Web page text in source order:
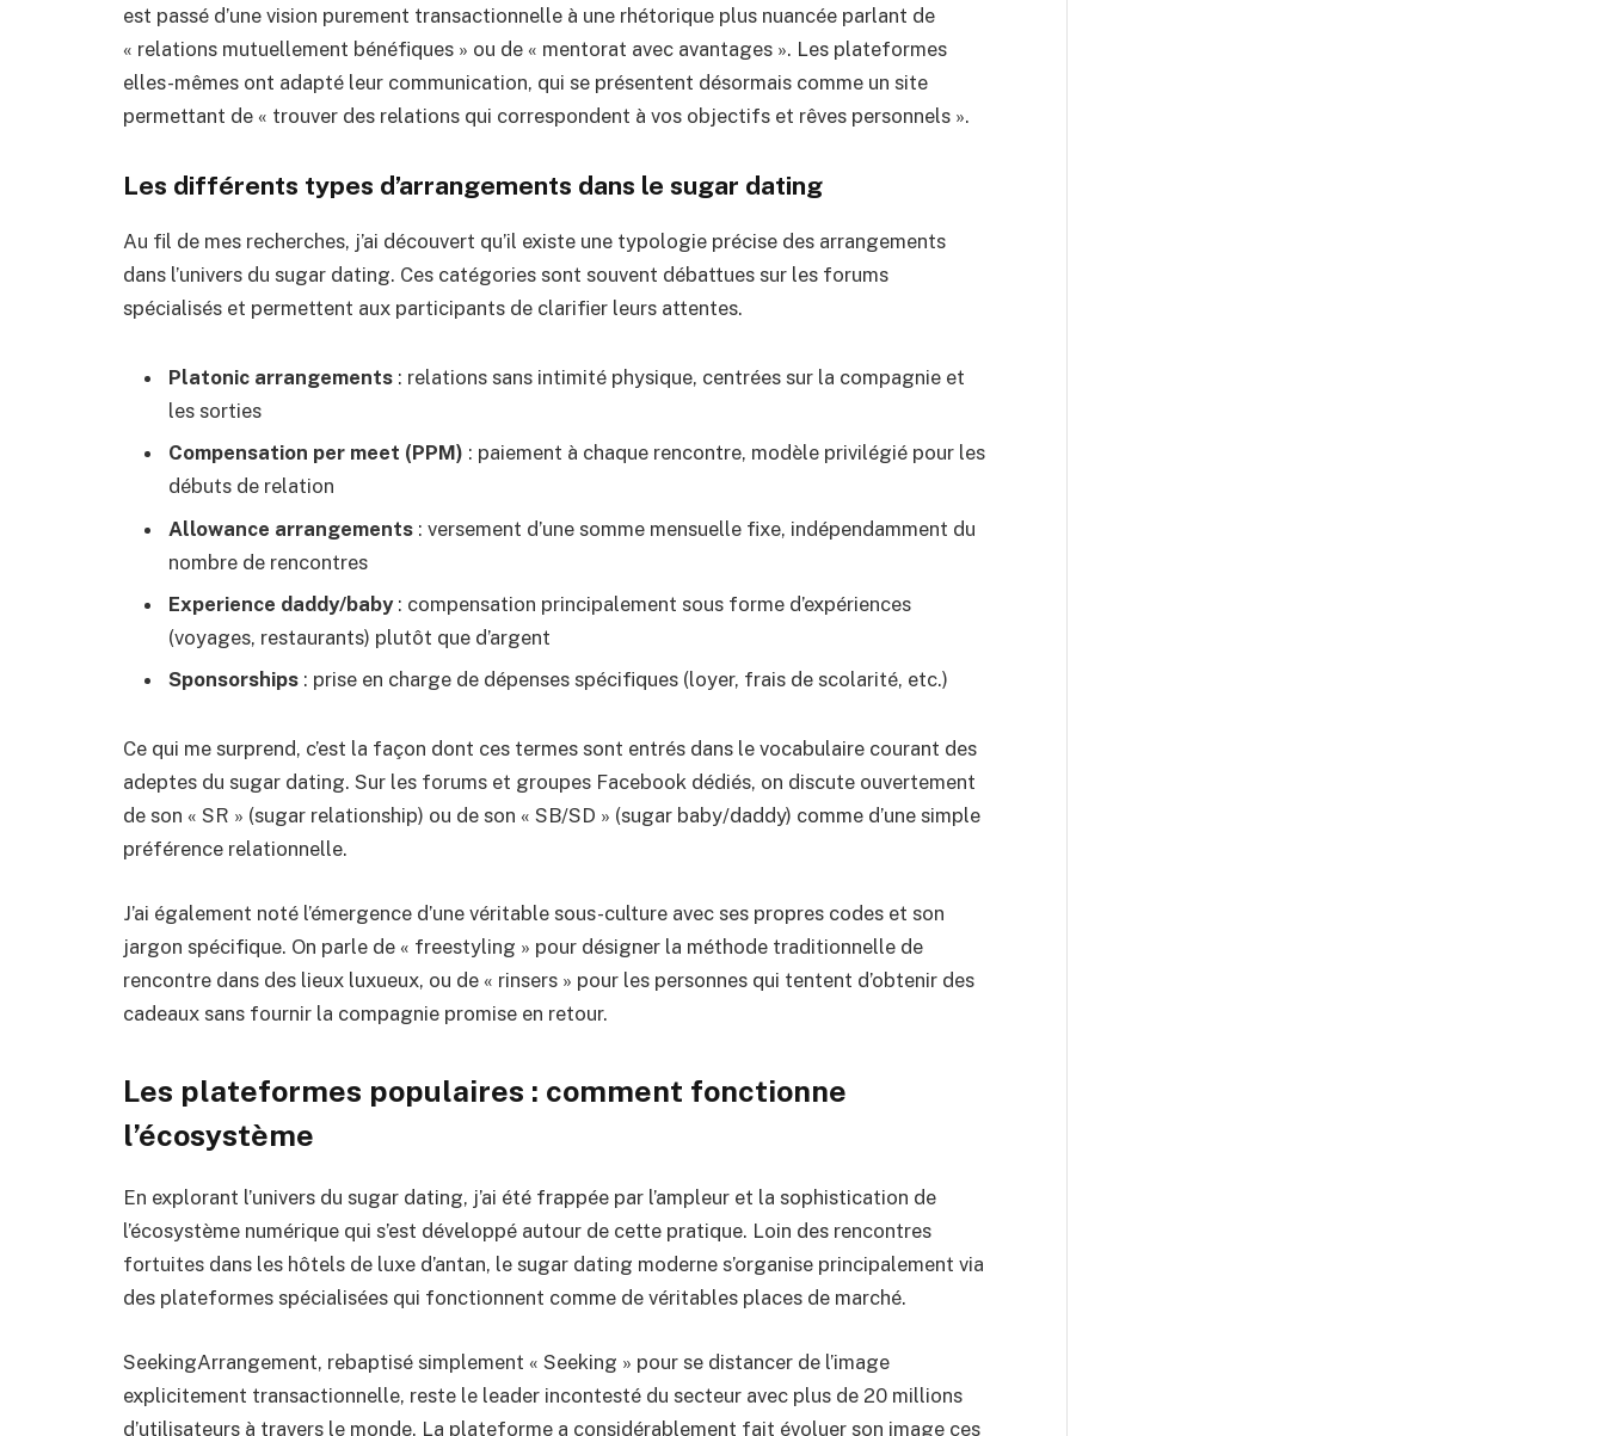
est passé d’une vision purement transactionnelle à une rhétorique plus nuancée parlant de
« relations mutuellement bénéfiques » ou de « mentorat avec avantages ». Les plateformes
elles-mêmes ont adapté leur communication, qui se présentent désormais comme un site
permettant de « trouver des relations qui correspondent à vos objectifs et rêves personnels ».
Les différents types d’arrangements dans le sugar dating
Au fil de mes recherches, j’ai découvert qu’il existe une typologie précise des arrangements
dans l’univers du sugar dating. Ces catégories sont souvent débattues sur les forums
spécialisés et permettent aux participants de clarifier leurs attentes.
Platonic arrangements : relations sans intimité physique, centrées sur la compagnie et
les sorties
Compensation per meet (PPM) : paiement à chaque rencontre, modèle privilégié pour les
débuts de relation
Allowance arrangements : versement d’une somme mensuelle fixe, indépendamment du
nombre de rencontres
Experience daddy/baby: compensation principalement sous forme d’expériences
(voyages, restaurants) plutôt que d’argent
Sponsorships : prise en charge de dépenses spécifiques (loyer, frais de scolarité, etc.)
Ce qui me surprend, c’est la façon dont ces termes sont entrés dans le vocabulaire courant des
adeptes du sugar dating. Sur les forums et groupes Facebook dédiés, on discute ouvertement
de son « SR » (sugar relationship) ou de son « SB/SD » (sugar baby/daddy) comme d’une simple
préférence relationnelle.
J’ai également noté l’émergence d’une véritable sous-culture avec ses propres codes et son
jargon spécifique. On parle de « freestyling » pour désigner la méthode traditionnelle de
rencontre dans des lieux luxueux, ou de « rinsers » pour les personnes qui tentent d’obtenir des
cadeaux sans fournir la compagnie promise en retour.
Les plateformes populaires : comment fonctionne
l’écosystème
En explorant l’univers du sugar dating, j’ai été frappée par l’ampleur et la sophistication de
l’écosystème numérique qui s’est développé autour de cette pratique. Loin des rencontres
fortuites dans les hôtels de luxe d’antan, le sugar dating moderne s’organise principalement via
des plateformes spécialisées qui fonctionnent comme de véritables places de marché.
SeekingArrangement, rebaptisé simplement « Seeking » pour se distancer de l’image
explicitement transactionnelle, reste le leader incontesté du secteur avec plus de 20 millions
d’utilisateurs à travers le monde. La plateforme a considérablement fait évoluer son image ces